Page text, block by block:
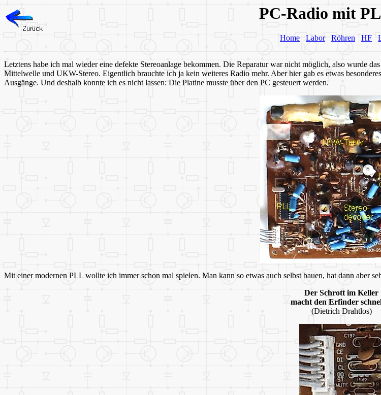
PC-Radio mit
Home Labor Röhren HF
Letztens habe ich mal wieder eine defekte Stereoanlage bekommen. Die Reparatur war nicht möglich, also wurde
Mittelwelle und UKW-Stereo. Eigentlich brauchte ich ja kein weiteres Radio mehr. Aber hier gab es etwas
Ausgänge. Und deshalb konnte ich es nicht lassen: Die Platine musste über den PC gesteuert werden.
Mit einer modernen PLL wollte ich immer schon mal spielen. Man kann so etwas auch selbst bauen, hat dann aber
Der Schrott im Keller
macht den Erfinder
(Dietrich Drahtlos)